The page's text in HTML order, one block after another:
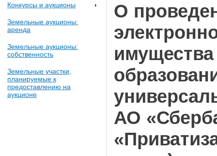
Конкурсы и аукционы
Земельные аукционы:
аренда
Земельные аукционы:
собственность
Земельные участки,
планируемые к
предоставлению на
аукционе
О
АО